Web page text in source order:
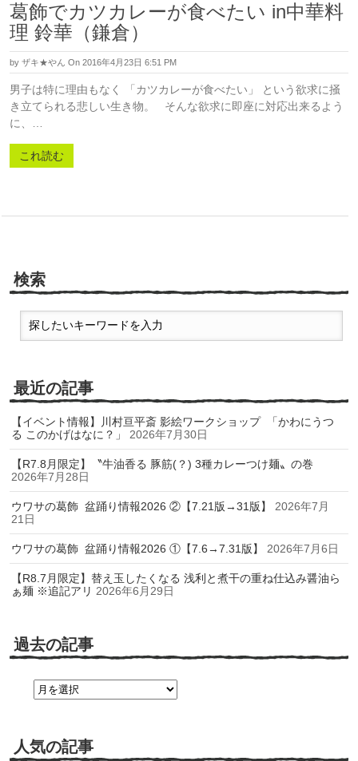
葛飾でカツカレーが食べたい in中華料
理 鈴華（鎌倉）
by ザキ★やん On 2016年4月23日 6:51 PM
男子は特に理由もなく 「カツカレーが食べたい」 という欲求に掻
き立てられる悲しい生き物。 そんな欲求に即座に対応出来るよう
に、…
これ読む
検索
最近の記事
【イベント情報】川村亘平斎 影絵ワークショップ 「かわにうつ
る このかげはなに？」
2026年7月30日
【R7.8月限定】〝牛油香る 豚筋(？) 3種カレーつけ麺〟の巻
2026年7月28日
ウワサの葛飾 盆踊り情報2026 ②【7.21版→31版】
2026年7月
21日
ウワサの葛飾 盆踊り情報2026 ①【7.6→7.31版】 2026年7月6日
【R8.7月限定】替え玉したくなる 浅利と煮干の重ね仕込み醤油ら
ぁ麺 ※追記アリ 2026年6月29日
過去の記事
人気の記事